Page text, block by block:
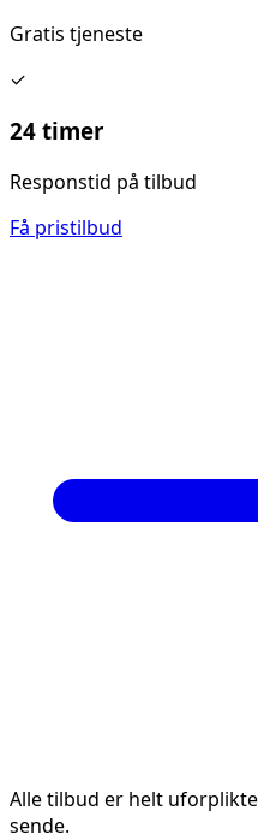
Gratis tjeneste
✓
24 timer
Responstid på tilbud
Få pristilbud
Alle tilbud er helt
sende.